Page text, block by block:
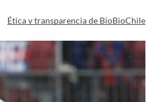
Ética y transparencia de BioBioChile